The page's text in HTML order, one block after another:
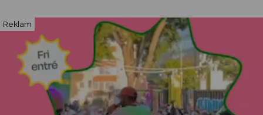
Reklam